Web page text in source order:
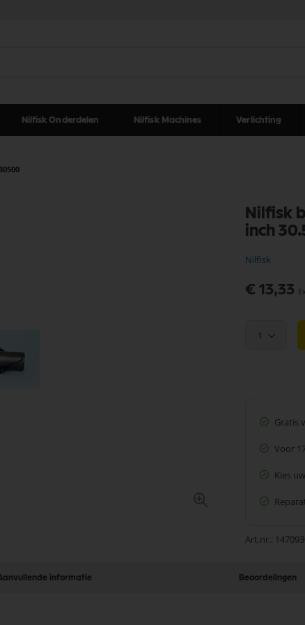
Nilfisk Onderdelen Nilfisk Machines Verlichting
Nilfisk
inch
Nilfisk
€ 13,33
1
Gratis
Voor
Kies
Art.nr.
informatie Beoordelingen